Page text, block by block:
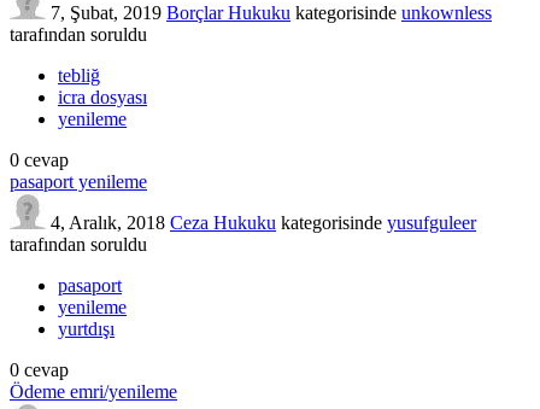
7, Şubat, 2019 Borçlar Hukuku kategorisinde unkownless
tarafından soruldu
tebliğ
icra dosyası
yenileme
0 cevap
pasaport yenileme
4, Aralık, 2018 Ceza Hukuku kategorisinde yusufguleer
tarafından soruldu
pasaport
yenileme
yurtdışı
0 cevap
Ödeme emri/yenileme